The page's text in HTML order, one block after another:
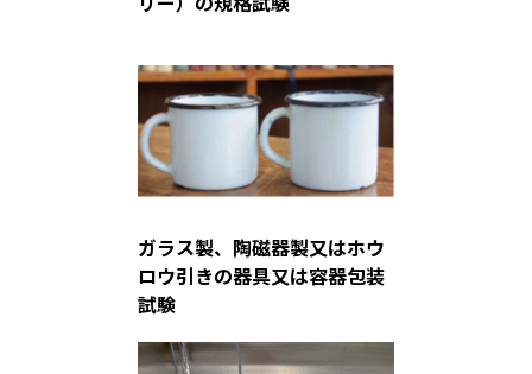
ガラス製、陶磁器製又はホウ
ロウ引きの器具又は容器包装
試験